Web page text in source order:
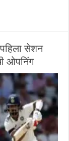
सेशन
ओपनिंग